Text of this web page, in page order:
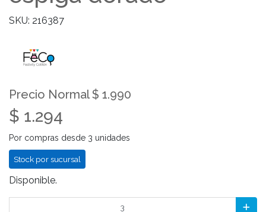
SKU: 216387
Precio Normal $ 1.990
$ 1.294
Por compras desde 3 unidades
Stock por sucursal
Disponible.